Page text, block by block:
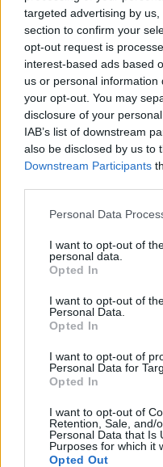
targeted advertising by
section to confirm your
opt-out request is
interest-based ads based
us or personal
your opt-out. You may
disclosure of your
IAB’s list of downstream
also be disclosed by us to
Downstream Participants
Personal Data
I want to opt-out of
personal data.
Opted In
I want to opt-out of
Personal Data.
Opted In
I want to opt-out of
Personal Data for
Opted In
I want to opt-out of
Retention, Sale, and/
Personal Data that Is
Purposes for which it
Opted Out
Leggi l'articolo:
A Cassano Magnago la
serata per tornare
Commenti
Accedioregistrati
L'email è richiesta ma non verrà
commento esprime il pensiero
di VareseNews.it, che rimane
commenti non sono testi
possono essere automaticamente
che includano uno o più link a siti